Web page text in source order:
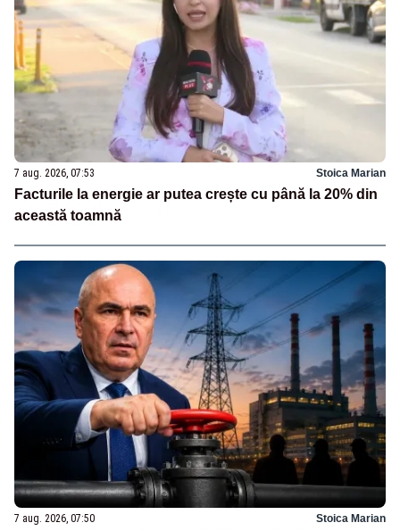
7 aug. 2026, 07:53 Stoica Marian
Facturile la energie ar putea crește cu până la 20% din
această toamnă
7 aug. 2026, 07:50 Stoica Marian